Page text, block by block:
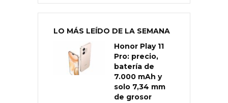
LO MÁS LEÍDO DE LA SEMANA
Honor Play 11
Pro: precio,
batería de
7.000 mAh y
solo 7,34 mm
de grosor